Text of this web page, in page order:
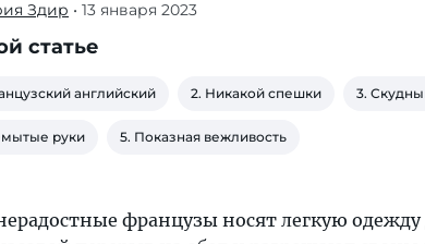
Здир • 13 января 2023
статье
английский 2. Никакой спешки 3.
руки 5. Показная вежливость
французы носят легкую